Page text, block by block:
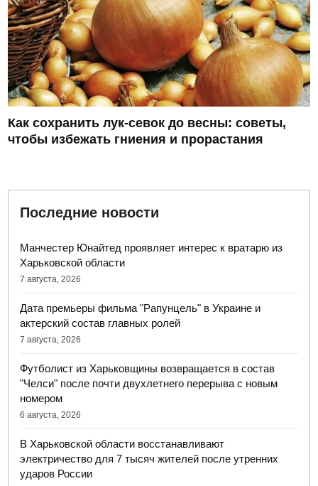
Как сохранить лук-севок до весны: советы,
чтобы избежать гниения и прорастания
Последние новости
Манчестер Юнайтед проявляет интерес к вратарю из
Харьковской области
7 августа, 2026
Дата премьеры фильма "Рапунцель" в Украине и
актерский состав главных ролей
7 августа, 2026
Футболист из Харьковщины возвращается в состав
"Челси" после почти двухлетнего перерыва с новым
номером
6 августа, 2026
В Харьковской области восстанавливают
электричество для 7 тысяч жителей после утренних
ударов России